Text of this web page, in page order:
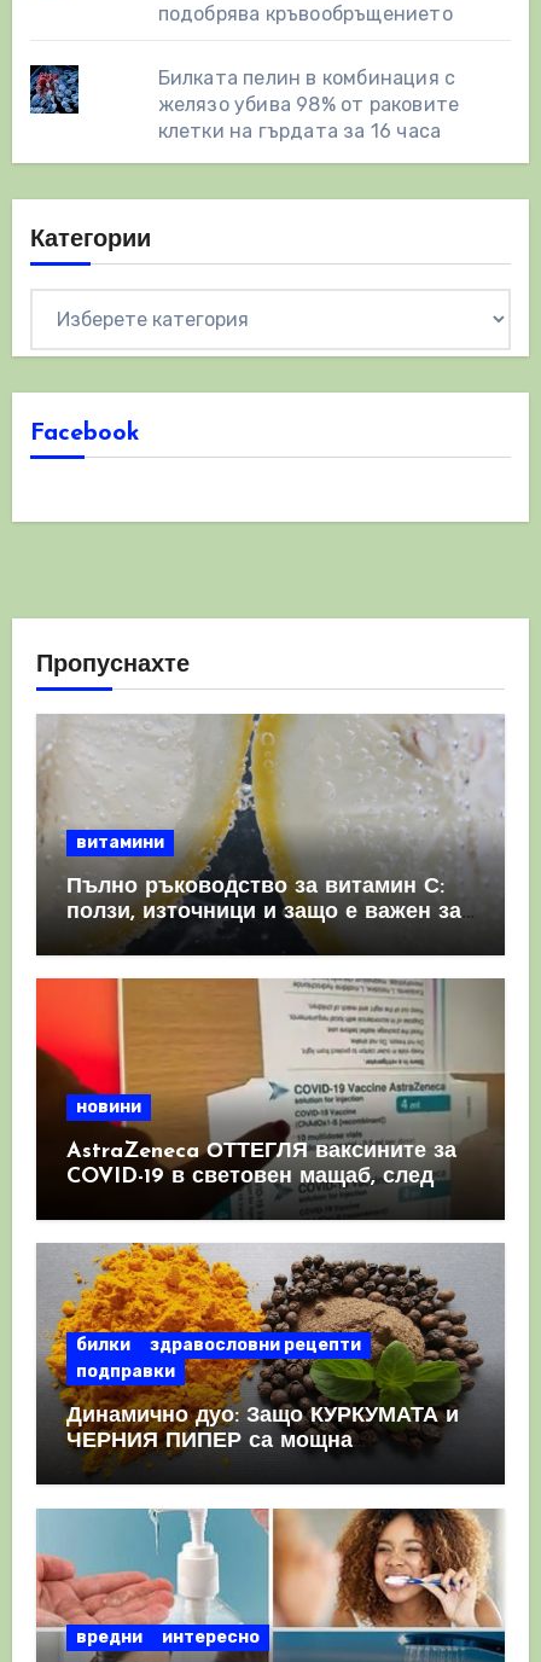
подобрява кръвообръщението
Билката пелин в комбинация с
желязо убива 98% от раковите
клетки на гърдата за 16 часа
Категории
Facebook
Пропуснахте
витамини
Пълно ръководство за витамин С:
ползи, източници и защо е важен за
имунната система
новини
AstraZeneca ОТТЕГЛЯ ваксините за
COVID-19 в световен мащаб, след
като призна, че те причиняват
КРЪВНИ съсиреци
билки
здравословни рецепти
подправки
Динамично дуо: Защо КУРКУМАТА и
ЧЕРНИЯ ПИПЕР са мощна
комбинация
вредни интересно